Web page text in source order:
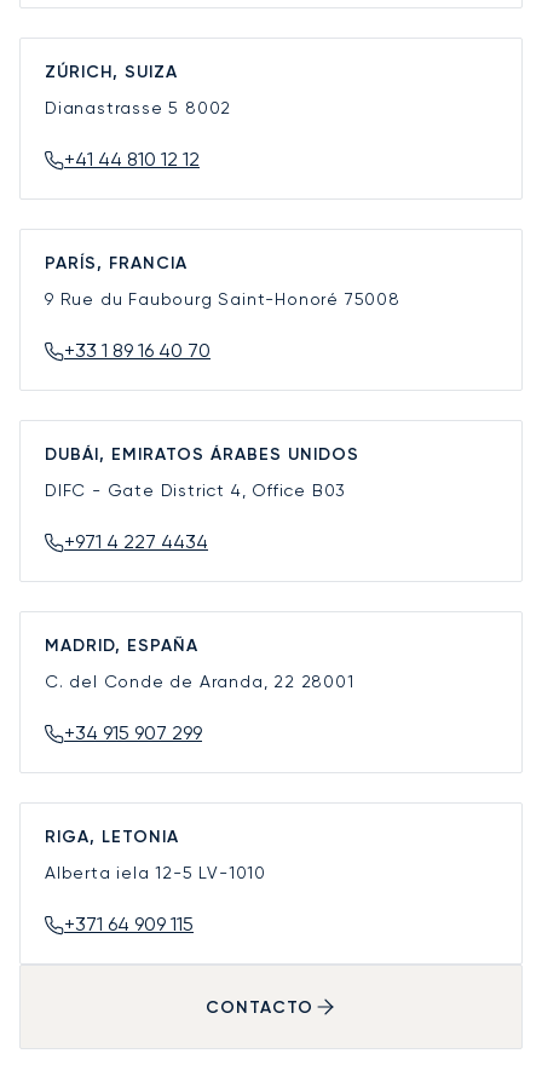
ZÚRICH, SUIZA
Dianastrasse 5 8002
+41 44 810 12 12
PARÍS, FRANCIA
9 Rue du Faubourg Saint-Honoré 75008
+33 1 89 16 40 70
DUBÁI, EMIRATOS ÁRABES UNIDOS
DIFC - Gate District 4, Office B03
+971 4 227 4434
MADRID, ESPAÑA
C. del Conde de Aranda, 22 28001
+34 915 907 299
RIGA, LETONIA
Alberta iela 12-5 LV-1010
+371 64 909 115
CONTACTO